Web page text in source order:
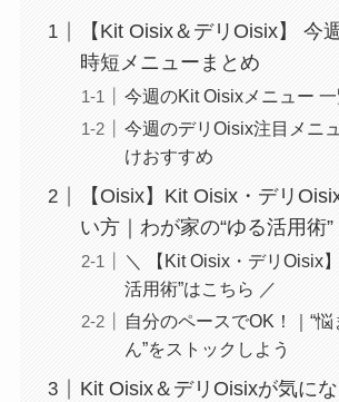
【Kit Oisix＆デリOisix】 今
時短メニューまとめ
今週のKit Oisixメニュー
今週のデリOisix注目メニ
けおすすめ
【Oisix】Kit Oisix・デリ
い方｜わが家の“ゆる活用術”
＼ 【Kit Oisix・デリOisix
活用術”はこちら ／
自分のペースでOK！｜“
ん”をストックしよう
Kit Oisix＆デリOisixが気に